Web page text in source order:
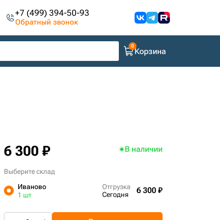
+7 (499) 394-50-93
Обратный звонок
Корзина
6 300 ₽ В наличии
Выберите склад
Иваново
1 шт
Отгрузка
Сегодня
6 300 ₽